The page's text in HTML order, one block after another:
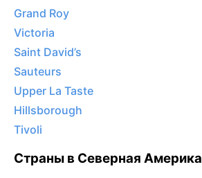
Grand Roy
Victoria
Saint David’s
Sauteurs
Upper La Taste
Hillsborough
Tivoli
Страны в Северная Америка